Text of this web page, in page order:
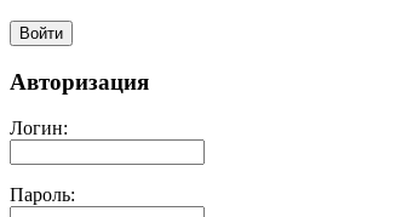
Войти
Авторизация
Логин:
Пароль: